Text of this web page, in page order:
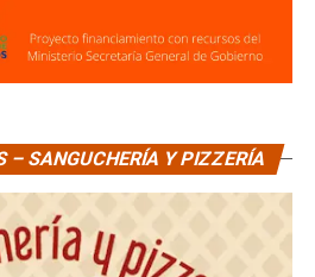
– SANGUCHERÍA Y PIZZERÍA